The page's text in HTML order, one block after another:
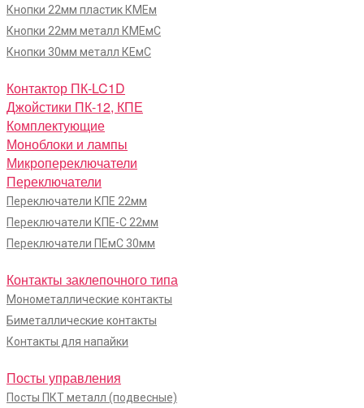
Кнопки 22мм пластик КМЕм
Кнопки 22мм металл КМЕмС
Кнопки 30мм металл КЕмС
Контактор ПК-LC1D
Джойстики ПК-12, КПЕ
Комплектующие
Моноблоки и лампы
Микропереключатели
Переключатели
Переключатели КПЕ 22мм
Переключатели КПЕ-С 22мм
Переключатели ПЕмС 30мм
Контакты заклепочного типа
Монометаллические контакты
Биметаллические контакты
Контакты для напайки
Посты управления
Посты ПКТ металл (подвесные)